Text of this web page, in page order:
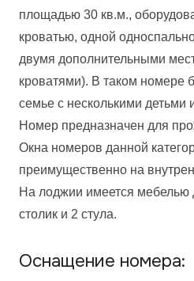
площадью 30 кв.м.,
кроватью, одной
двумя дополнительными
кроватями). В таком номере
семье с несколькими детьми
Номер предназначен для
Окна номеров данной
преимущественно на
На лоджии имеется
столик и 2 стула.
Оснащение номера: